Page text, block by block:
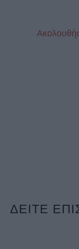
ΔΕΙΤΕ